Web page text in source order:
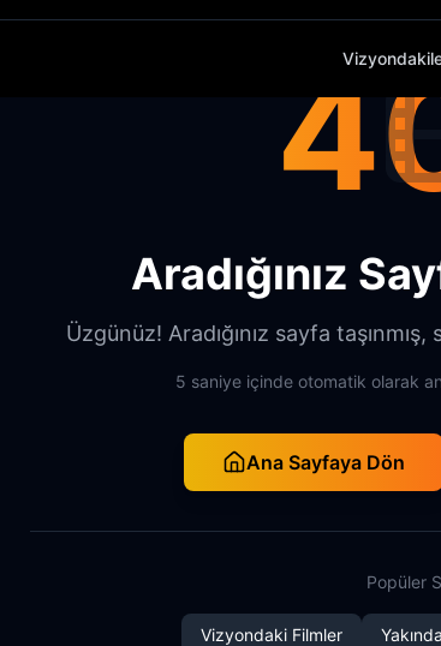
Aradığınız
Üzgünüz! Aradığınız sayfa
5 saniye içinde otomatik olarak
Ana Sayfaya Dön
Popüler
Vizyondaki Filmler Yakında